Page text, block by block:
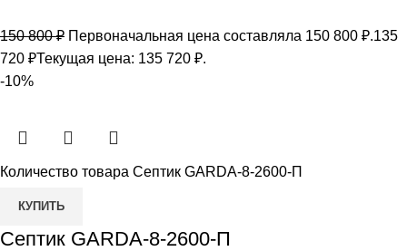
150 800₽ Первоначальная цена составляла 150 800 ₽.135
720 ₽Текущая цена: 135 720 ₽.
-10%
Количество товара Септик GARDA-8-2600-П
КУПИТЬ
Септик GARDA-8-2600-П